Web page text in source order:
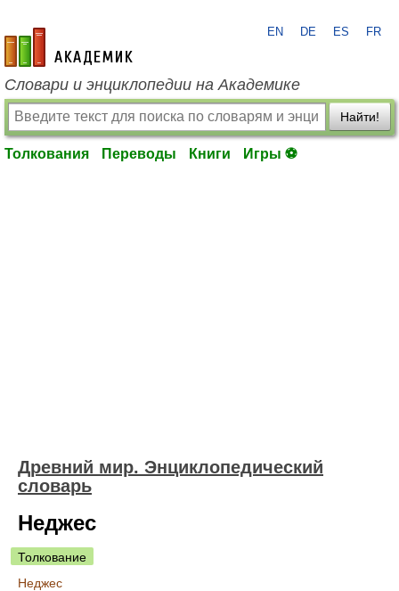
academic.ru
EN DE ES FR
Словари и энциклопедии на Академике
Найти!
Толкования Переводы Книги Игры ⚽
Древний мир. Энциклопедический
словарь
Неджес
Толкование
Неджес